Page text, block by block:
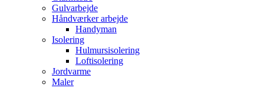
Gulvarbejde
Håndværker arbejde
Handyman
Isolering
Hulmursisolering
Loftisolering
Jordvarme
Maler